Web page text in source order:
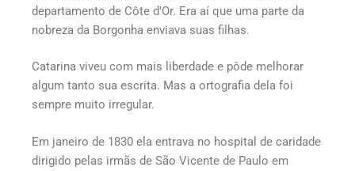
departamento de Côte d’Or. Era aí que uma parte da
nobreza da Borgonha enviava suas filhas.
Catarina viveu com mais liberdade e pôde melhorar
algum tanto sua escrita. Mas a ortografia dela foi
sempre muito irregular.
Em janeiro de 1830 ela entrava no hospital de caridade
dirigido pelas irmãs de São Vicente de Paulo em